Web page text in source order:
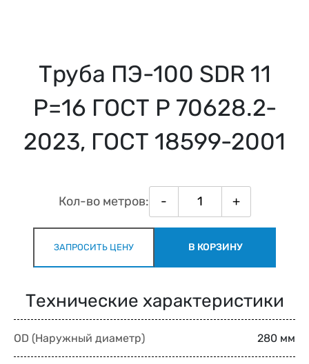
Труба ПЭ-100 SDR 11
Р=16 ГОСТ Р 70628.2-
2023, ГОСТ 18599-2001
Кол-во метров: - +
ЗАПРОСИТЬ ЦЕНУ В КОРЗИНУ
Технические характеристики
OD (Наружный диаметр) 280 мм